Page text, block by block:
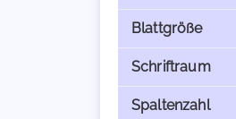
Blattgröße
Schriftraum
Spaltenzahl